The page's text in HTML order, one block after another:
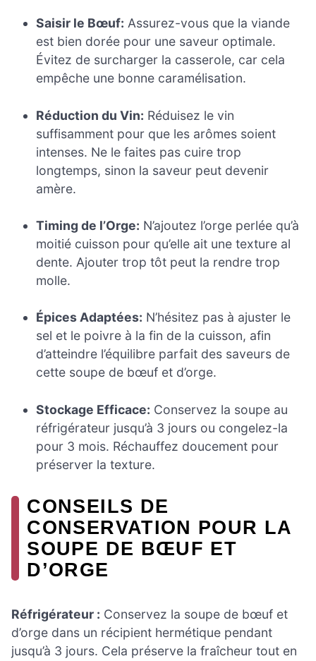
Saisir le Bœuf: Assurez-vous que la viande
est bien dorée pour une saveur optimale.
Évitez de surcharger la casserole, car cela
empêche une bonne caramélisation.
Réduction du Vin: Réduisez le vin
suffisamment pour que les arômes soient
intenses. Ne le faites pas cuire trop
longtemps, sinon la saveur peut devenir
amère.
Timing de l’Orge: N’ajoutez l’orge perlée qu’à
moitié cuisson pour qu’elle ait une texture al
dente. Ajouter trop tôt peut la rendre trop
molle.
Épices Adaptées: N’hésitez pas à ajuster le
sel et le poivre à la fin de la cuisson, afin
d’atteindre l’équilibre parfait des saveurs de
cette soupe de bœuf et d’orge.
Stockage Efficace: Conservez la soupe au
réfrigérateur jusqu’à 3 jours ou congelez-la
pour 3 mois. Réchauffez doucement pour
préserver la texture.
CONSEILS DE
CONSERVATION POUR LA
SOUPE DE BŒUF ET
D’ORGE
Réfrigérateur : Conservez la soupe de bœuf et
d’orge dans un récipient hermétique pendant
jusqu’à 3 jours. Cela préserve la fraîcheur tout en